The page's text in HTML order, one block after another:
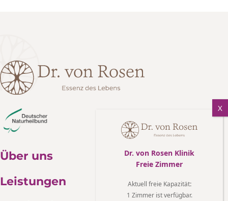
Über uns
Leistungen
Dr. von Rosen Klinik
Freie Zimmer
Aktuell freie Kapazität:
1 Zimmer ist verfügbar.